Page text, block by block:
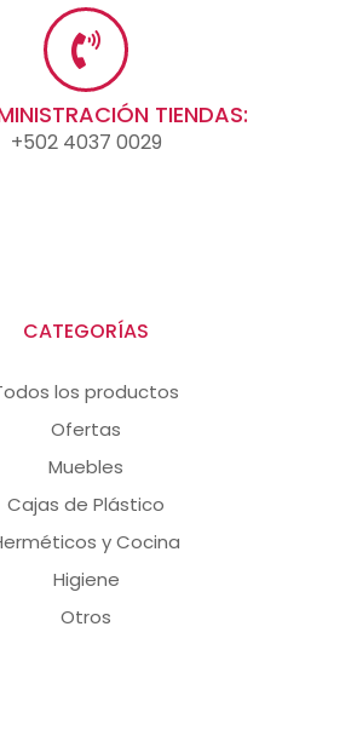
TIENDAS:
+502 4037 0029
CATEGORÍAS
los productos
Ofertas
Muebles
Cajas de Plástico
y Cocina
Higiene
Otros